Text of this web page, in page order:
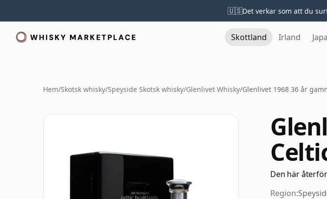
🇺🇸Det verkar som att du
Skottland Irland
Hem/Skotsk whisky/Speyside Skotsk whisky/Glenlivet Whisky/Glenlivet 1968 36 år
Den här
Region: